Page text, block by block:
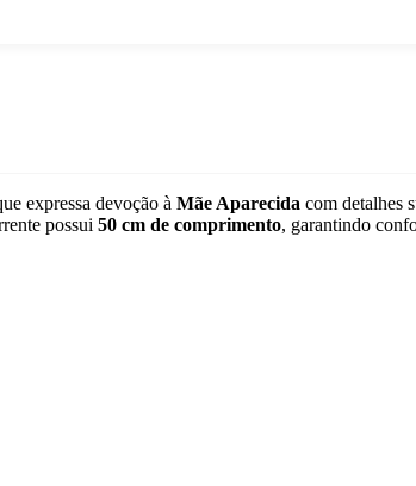
expressa devoção à Mãe Aparecida com detalhes
possui 50 cm de comprimento, garantindo